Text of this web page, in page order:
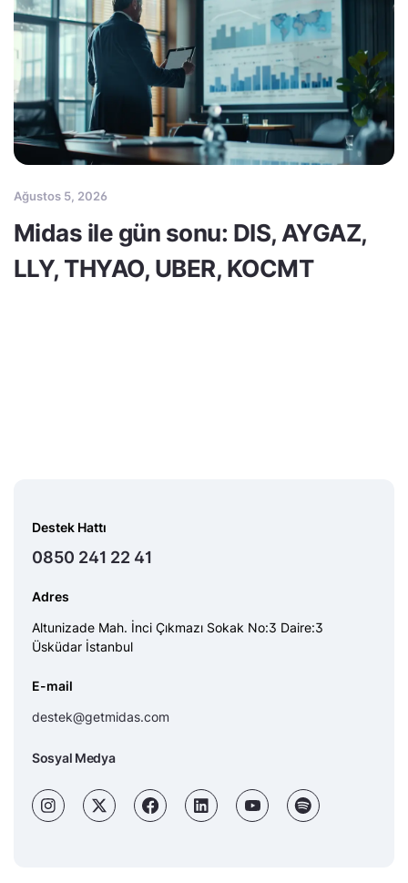
Ağustos 5, 2026
Midas ile gün sonu: DIS, AYGAZ,
LLY, THYAO, UBER, KOCMT
Destek Hattı
0850 241 22 41
Adres
Altunizade Mah. İnci Çıkmazı Sokak No:3 Daire:3
Üsküdar İstanbul
E-mail
destek@getmidas.com
Sosyal Medya